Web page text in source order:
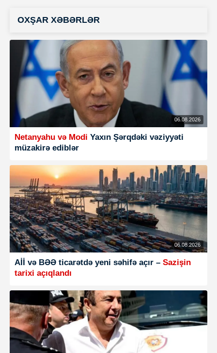
OXŞAR XƏBƏRLƏR
06.08.2026
Netanyahu və Modi Yaxın Şərqdəki vəziyyəti
müzakirə ediblər
06.08.2026
Aİİ və BƏƏ ticarətdə yeni səhifə açır – Sazişin
tarixi açıqlandı